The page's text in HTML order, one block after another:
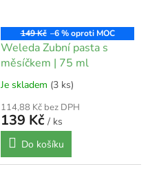
149 Kč –6 %
Weleda Zubní pasta s
měsíčkem | 75 ml
Je skladem (3 ks)
114,88 Kč bez DPH
139 Kč / ks
Do košíku